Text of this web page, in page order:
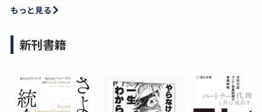
もっと見る
新刊書籍